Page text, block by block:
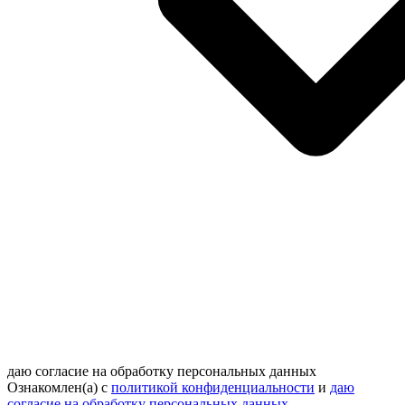
даю согласие на обработку персональных данных
Ознакомлен(а) с политикой конфиденциальности и даю